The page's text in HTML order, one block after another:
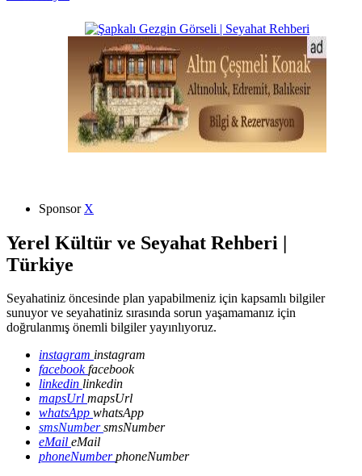
Sponsor X
Yerel Kültür ve Seyahat Rehberi |
Türkiye
Seyahatiniz öncesinde plan yapabilmeniz için kapsamlı bilgiler
sunuyor ve seyahatiniz sırasında sorun yaşamamanız için
doğrulanmış önemli bilgiler yayınlıyoruz.
instagram instagram
facebookfacebook
linkedin linkedin
mapsUrl mapsUrl
whatsApp whatsApp
smsNumbersmsNumber
eMail eMail
phoneNumberphoneNumber